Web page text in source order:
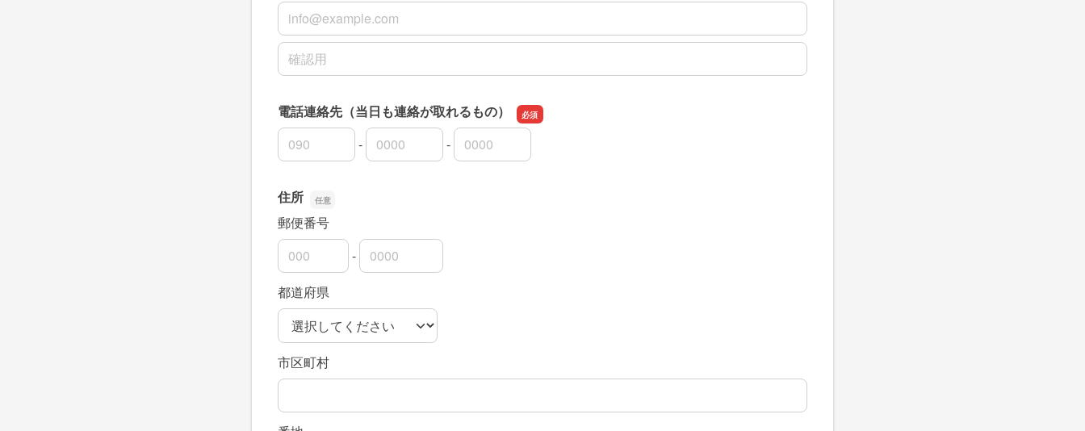
メールアドレス
メールアドレスの確認用
電話連絡先（当日も連絡が取れるもの）
電話連絡先（当日も連絡が取れるもの）の市外局番
-
電話連絡先（当日も連絡が取れるもの）の市内局番
-
電話連絡先（当日も連絡が取れるもの）の加入者番号
住所
郵便番号
郵便番号の上3桁
-
郵便番号の下4桁
都道府県
市区町村